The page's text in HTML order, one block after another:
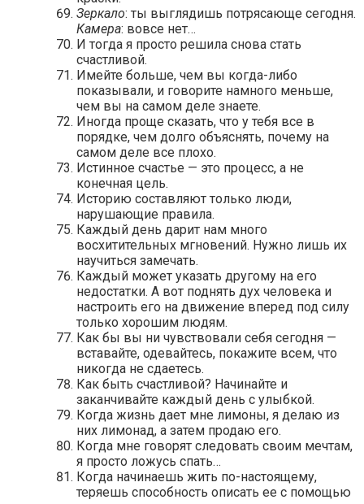
Зеркало: ты выглядишь потрясающе сегодня.
Камера: вовсе нет…
И тогда я просто решила снова стать
счастливой.
Имейте больше, чем вы когда-либо
показывали, и говорите намного меньше,
чем вы на самом деле знаете.
Иногда проще сказать, что у тебя все в
порядке, чем долго объяснять, почему на
самом деле все плохо.
Истинное счастье — это процесс, а не
конечная цель.
Историю составляют только люди,
нарушающие правила.
Каждый день дарит нам много
восхитительных мгновений. Нужно лишь их
научиться замечать.
Каждый может указать другому на его
недостатки. А вот поднять дух человека и
настроить его на движение вперед под силу
только хорошим людям.
Как бы вы ни чувствовали себя сегодня —
вставайте, одевайтесь, покажите всем, что
никогда не сдаетесь.
Как быть счастливой? Начинайте и
заканчивайте каждый день с улыбкой.
Когда жизнь дает мне лимоны, я делаю из
них лимонад, а затем продаю его.
Когда мне говорят следовать своим мечтам,
я просто ложусь спать…
Когда начинаешь жить по-настоящему,
теряешь способность описать ее с помощью